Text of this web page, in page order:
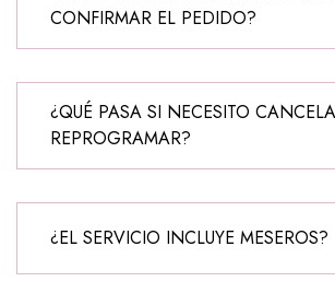
CONFIRMAR EL PEDIDO?
¿QUÉ PASA SI NECESITO
REPROGRAMAR?
¿EL SERVICIO INCLUYE MESEROS?